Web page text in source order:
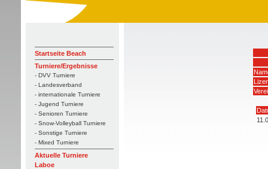
Startseite Beach
Turniere/Ergebnisse
- DVV Turniere
- Landesverband
- internationale Turniere
- Jugend Turniere
- Senioren Turniere
- Snow-Volleyball Turniere
- Sonstige Turniere
- Mixed Turniere
Aktuelle Turniere
Laboe